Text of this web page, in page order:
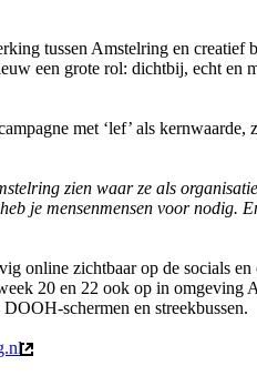
tussen Amstelring en
een grote rol: dichtbij, echt en
met ‘lef’ als
zien waar ze als
je mensenmensen voor nodig.
online zichtbaar op de socials
20 en 22 ook op in omgeving
schermen en streekbussen.
(externe link)